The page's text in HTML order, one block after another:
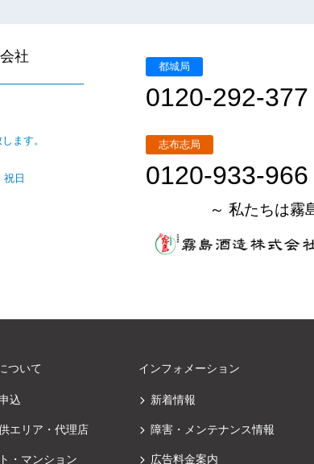
社
ます。
祝日
都城局
0120-292-377
志布志局
0120-933-966
～ 私たちは霧
ついて
込
エリア・代理店
・マンション
インフォメーション
新着情報
障害・メンテナンス情報
広告料金案内